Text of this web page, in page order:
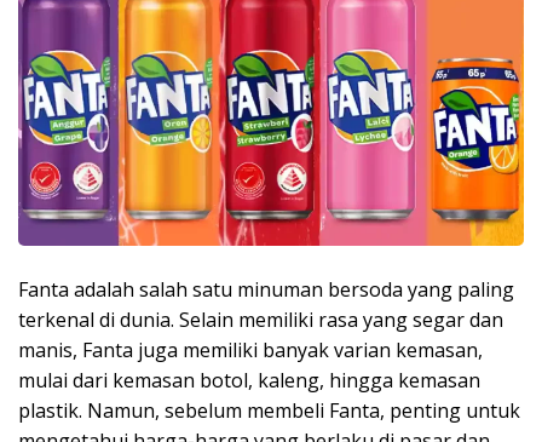
Fanta adalah salah satu minuman bersoda yang paling
terkenal di dunia. Selain memiliki rasa yang segar dan
manis, Fanta juga memiliki banyak varian kemasan,
mulai dari kemasan botol, kaleng, hingga kemasan
plastik. Namun, sebelum membeli Fanta, penting untuk